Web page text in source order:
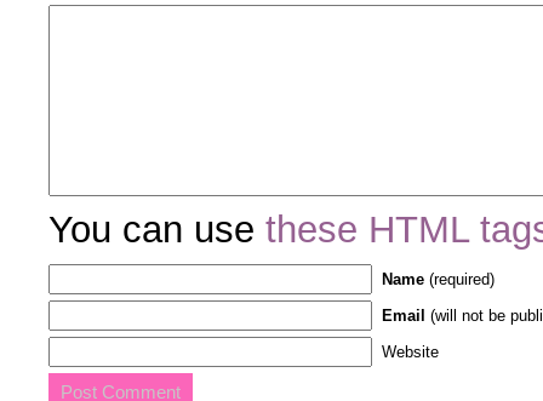
You can use these HTML
Name (required)
Email (will not be
Website